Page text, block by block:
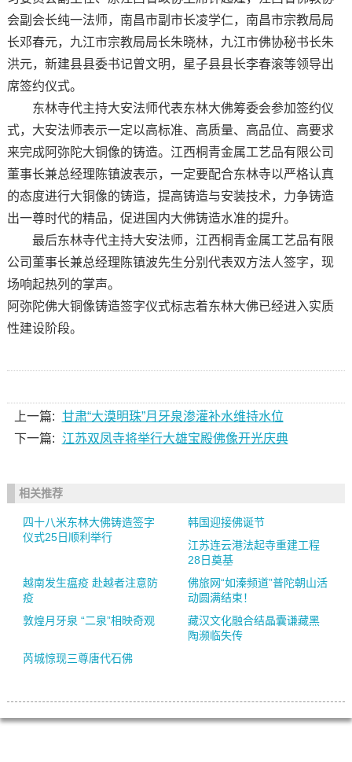
会副会长纯一法师，南昌市副市长凌学仁，南昌市宗教局局
长邓春元，九江市宗教局局长朱晓林，九江市佛协秘书长朱
洪元，新建县县委书记曾文明，星子县县长李春滚等领导出
席签约仪式。
东林寺代主持大安法师代表东林大佛筹委会参加签约仪
式，大安法师表示一定以高标准、高质量、高品位、高要求
来完成阿弥陀大铜像的铸造。江西桐青金属工艺品有限公司
董事长兼总经理陈镇波表示，一定要配合东林寺以严格认真
的态度进行大铜像的铸造，提高铸造与安装技术，力争铸造
出一尊时代的精品，促进国内大佛铸造水准的提升。
最后东林寺代主持大安法师，江西桐青金属工艺品有限
公司董事长兼总经理陈镇波先生分别代表双方法人签字，现
场响起热列的掌声。
阿弥陀佛大铜像铸造签字仪式标志着东林大佛已经进入实质
性建设阶段。
上一篇: 甘肃“大漠明珠”月牙泉渗灌补水维持水位
下一篇:
江苏双凤寺将举行大雄宝殿佛像开光庆典
相关推荐
四十八米东林大佛铸造签字
仪式25日顺利举行
韩国迎接佛诞节
江苏连云港法起寺重建工程
28日奠基
越南发生瘟疫 赴越者注意防
疫
佛旅网“如溱频道”普陀朝山活
动圆满结束！
敦煌月牙泉 “二泉”相映奇观
藏汉文化融合结晶囊谦藏黑
陶濒临失传
芮城惊现三尊唐代石佛